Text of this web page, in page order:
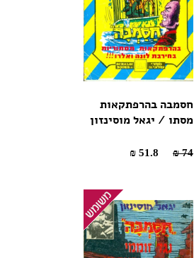
חסמבה בהרפתקאות
מסתו / יגאל מוסינזון
74 ₪